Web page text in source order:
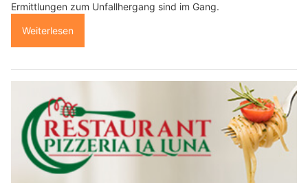
Ermittlungen zum Unfallhergang sind im Gang.
Weiterlesen